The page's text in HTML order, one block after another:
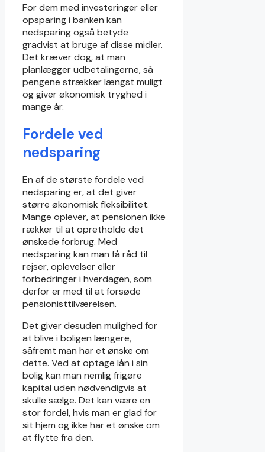
For dem med investeringer eller
opsparing i banken kan
nedsparing også betyde
gradvist at bruge af disse midler.
Det kræver dog, at man
planlægger udbetalingerne, så
pengene strækker længst muligt
og giver økonomisk tryghed i
mange år.
Fordele ved
nedsparing
En af de største fordele ved
nedsparing er, at det giver
større økonomisk fleksibilitet.
Mange oplever, at pensionen ikke
rækker til at opretholde det
ønskede forbrug. Med
nedsparing kan man få råd til
rejser, oplevelser eller
forbedringer i hverdagen, som
derfor er med til at forsøde
pensionisttilværelsen.
Det giver desuden mulighed for
at blive i boligen længere,
såfremt man har et ønske om
dette. Ved at optage lån i sin
bolig kan man nemlig frigøre
kapital uden nødvendigvis at
skulle sælge. Det kan være en
stor fordel, hvis man er glad for
sit hjem og ikke har et ønske om
at flytte fra den.